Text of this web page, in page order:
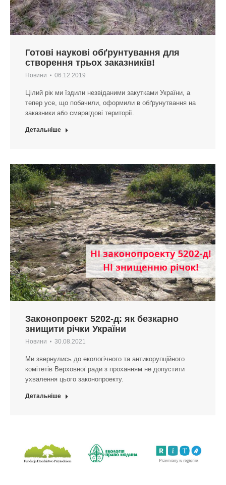
Готові наукові обґрунтування для
створення трьох заказників!
Новини 06.12.2019
Цілий рік ми їздили незвіданими закутками України, а
тепер усе, що побачили, оформили в обґрунутвання на
заказники або смарагдові території.
Детальніше
Законопроект 5202-д: як безкарно
знищити річки України
Новини 30.08.2021
Ми звернулись до екологічного та антикорупційного
комітетів Верховної ради з проханням не допустити
ухвалення цього законопроекту.
Детальніше